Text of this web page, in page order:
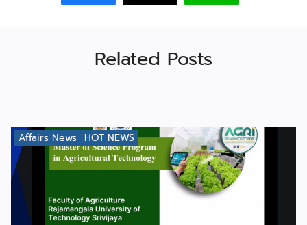
Related Posts
Affairs News HOT NEWS